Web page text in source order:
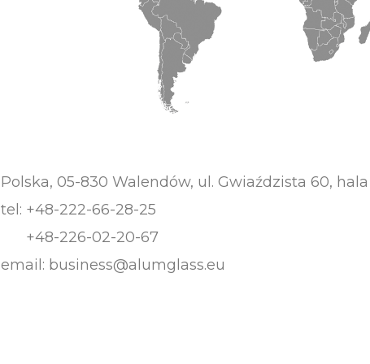
Polska, 05-830 Walendów, ul. Gwiaździsta 60,
tel: +48-222-66-28-25
+48-226-02-20-67
email: business@alumglass.eu